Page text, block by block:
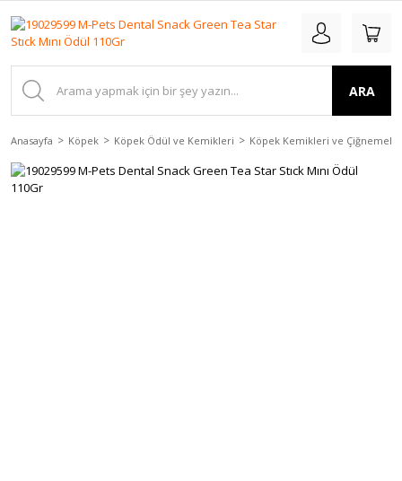
ARA
Anasayfa Köpek Köpek Ödül ve Kemikleri Köpek Kemikleri ve Çiğnemeler